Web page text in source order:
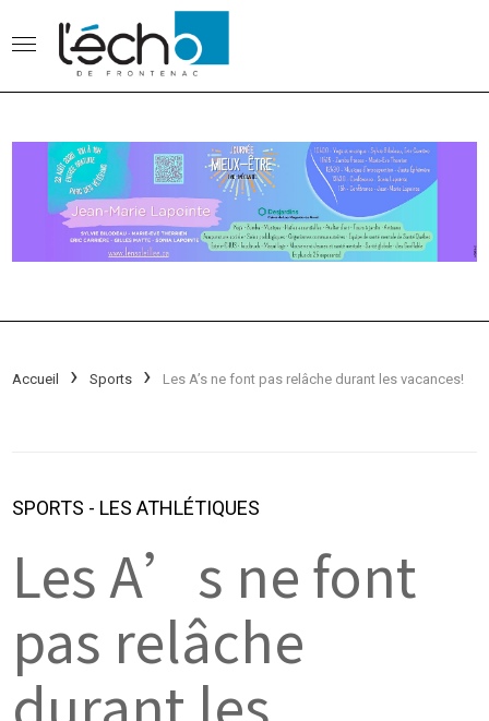
Accueil Sports Les A’s ne font pas relâche durant les vacances!
SPORTS - LES ATHLÉTIQUES
Les A’s ne font
pas relâche
durant les